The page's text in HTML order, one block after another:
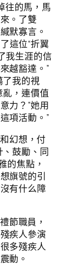
往的馬，馬
。了雙
默寡言。
這位“折翼
我生涯的信
越豁達。”
了我的視
亂，連價值
力？”她用
項活動。”
幻想，付
鼓勵、同
的焦點，
旗號的引
有什么障
節職員，
疾人參演
多殘疾人
動。